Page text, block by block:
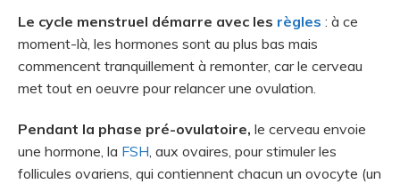
Le cycle menstruel démarre avec les règles : à ce
moment-là, les hormones sont au plus bas mais
commencent tranquillement à remonter, car le cerveau
met tout en oeuvre pour relancer une ovulation.
Pendant la phase pré-ovulatoire, le cerveau envoie
une hormone, la FSH, aux ovaires, pour stimuler les
follicules ovariens, qui contiennent chacun un ovocyte (un